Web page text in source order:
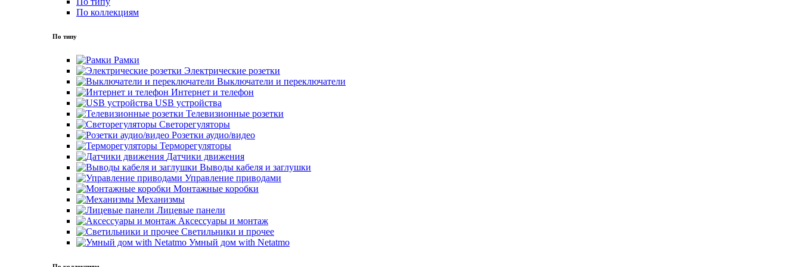
По коллекциям
По типу
Рамки
Электрические розетки
Выключатели и переключатели
Интернет и телефон
USB устройства
Телевизионные розетки
Светорегуляторы
Розетки аудио/видео
Терморегуляторы
Датчики движения
Выводы кабеля и заглушки
Управление приводами
Монтажные коробки
Механизмы
Лицевые панели
Аксессуары и монтаж
Светильники и прочее
Умный дом with Netatmo